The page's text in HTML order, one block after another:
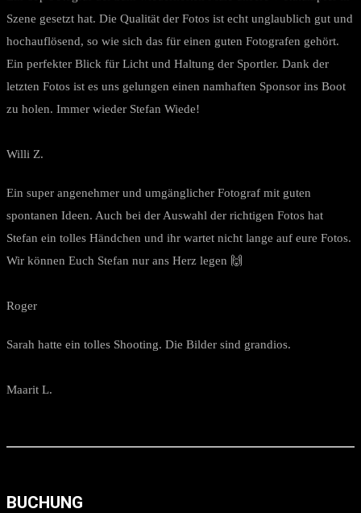
Szene gesetzt hat. Die Qualität der Fotos ist echt unglaublich gut und
hochauflösend, so wie sich das für einen guten Fotografen gehört.
Ein perfekter Blick für Licht und Haltung der Sportler. Dank der
letzten Fotos ist es uns gelungen einen namhaften Sponsor ins Boot
zu holen. Immer wieder Stefan Wiede!
Willi Z.
Ein super angenehmer und umgänglicher Fotograf mit guten
spontanen Ideen. Auch bei der Auswahl der richtigen Fotos hat
Stefan ein tolles Händchen und ihr wartet nicht lange auf eure Fotos.
Wir können Euch Stefan nur ans Herz legen 🙌
Roger
Sarah hatte ein tolles Shooting. Die Bilder sind grandios.
Maarit L.
BUCHUNG